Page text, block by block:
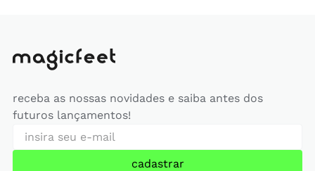
receba as nossas novidades e saiba antes dos
futuros lançamentos!
cadastrar